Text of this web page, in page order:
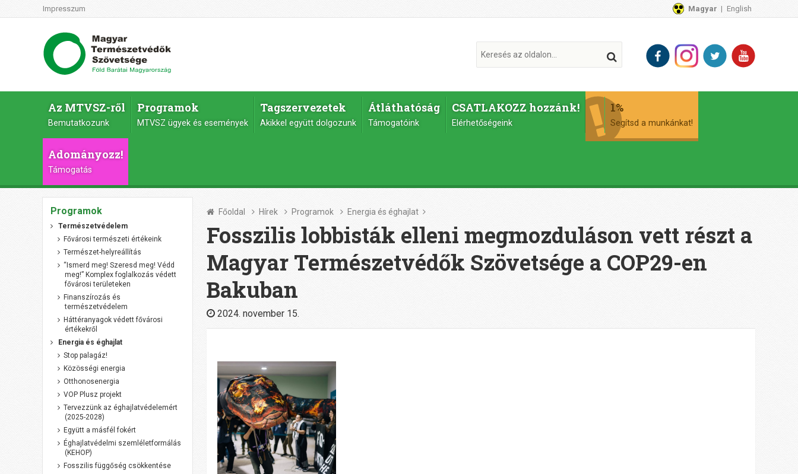
Impresszum Magyar English
Az MTVSZ-ről
Bemutatkozunk
Programok
MTVSZ ügyek és események
Tagszervezetek
Akikkel együtt dolgozunk
Átláthatóság
Támogatóink
CSATLAKOZZ hozzánk!
Elérhetőségeink
1%
Segítsd a munkánkat!
Adományozz!
Támogatás
Főoldal Hírek Programok Energia és éghajlat
Fosszilis lobbisták elleni megmozduláson vett részt a
Magyar Természetvédők Szövetsége a COP29-en
Bakuban
2024. november 15.
Programok
Természetvédelem
Fővárosi természeti értékeink
Természet-helyreállítás
“Ismerd meg! Szeresd meg! Védd
meg!” Komplex foglalkozás védett
fővárosi területeken
Finanszírozás és
természetvédelem
Háttéranyagok védett fővárosi
értékekről
Energia és éghajlat
Stop palagáz!
Közösségi energia
Otthonosenergia
VOP Plusz projekt
Tervezzünk az éghajlatvédelemért
(2025-2028)
Együtt a másfél fokért
Éghajlatvédelmi szemléletformálás
(KEHOP)
Fosszilis függőség csökkentése